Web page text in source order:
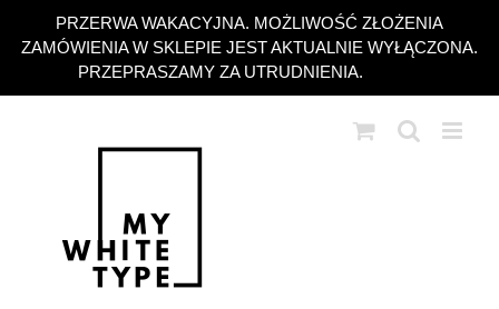
PRZERWA WAKACYJNA. MOŻLIWOŚĆ ZŁOŻENIA
ZAMÓWIENIA W SKLEPIE JEST AKTUALNIE WYŁĄCZONA.
PRZEPRASZAMY ZA UTRUDNIENIA.
zawartości